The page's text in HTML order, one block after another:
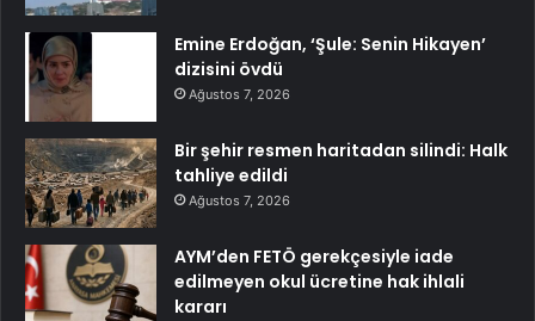
Emine Erdoğan, ‘Şule: Senin Hikayen’
dizisini övdü
Ağustos 7, 2026
Bir şehir resmen haritadan silindi: Halk
tahliye edildi
Ağustos 7, 2026
AYM’den FETÖ gerekçesiyle iade
edilmeyen okul ücretine hak ihlali
kararı